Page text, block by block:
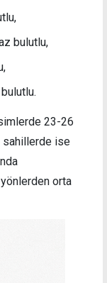
bulutlu,
23-26
sahillerde ise
orta